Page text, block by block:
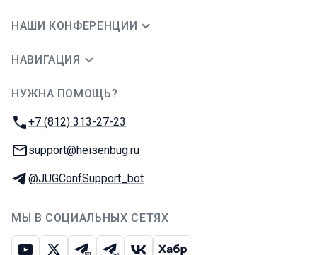
НАШИ КОНФЕРЕНЦИИ
НАВИГАЦИЯ
НУЖНА ПОМОЩЬ?
Телефон:
+7 (812) 313-27-23
E-mail:
support@heisenbug.ru
Телеграм:
@JUGConfSupport_bot
МЫ В СОЦИАЛЬНЫХ СЕТЯХ